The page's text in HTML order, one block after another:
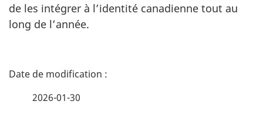
de les intégrer à l’identité canadienne tout au
long de l’année.
D
2026-01-30